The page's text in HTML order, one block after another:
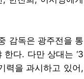
감독은 광주전을 통
다. 다만 상대는 ‘3
력을 과시하고 있어,